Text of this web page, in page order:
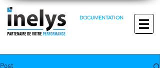
DOCUMENTATION
Post